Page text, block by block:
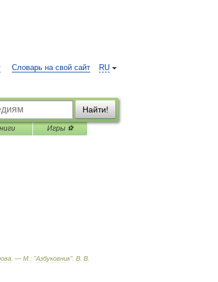
RU
Словарь на свой сайт
Найти!
Игры ⚽
. — М : "Азбуковник". В В